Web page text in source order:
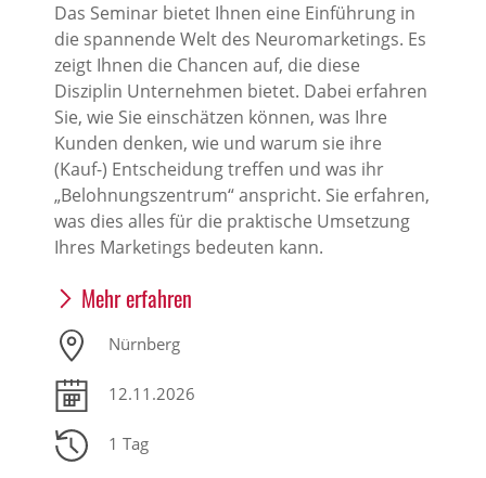
Das Seminar bietet Ihnen eine Einführung in
die spannende Welt des Neuromarketings. Es
zeigt Ihnen die Chancen auf, die diese
Disziplin Unternehmen bietet. Dabei erfahren
Sie, wie Sie einschätzen können, was Ihre
Kunden denken, wie und warum sie ihre
(Kauf-) Entscheidung treffen und was ihr
„Belohnungszentrum“ anspricht. Sie erfahren,
was dies alles für die praktische Umsetzung
Ihres Marketings bedeuten kann.
Mehr erfahren
Nürnberg
12.11.2026
1 Tag